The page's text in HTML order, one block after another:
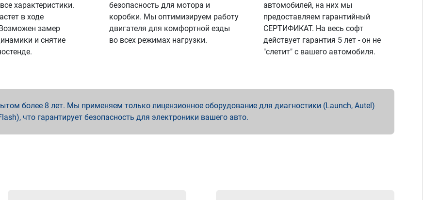
характеристики.
в ходе
замер
и снятие
безопасность для мотора и
коробки. Мы оптимизируем работу
двигателя для комфортной езды
во всех режимах нагрузки.
автомобилей, на них мы
предоставляем гарантийный
СЕРТИФИКАТ. На весь софт
действует гарантия 5 лет - он не
"слетит" с вашего автомобиля.
более 8 лет. Мы применяем только лицензионное оборудование для диагностики (Launch, Autel)
что гарантирует безопасность для электроники вашего авто.